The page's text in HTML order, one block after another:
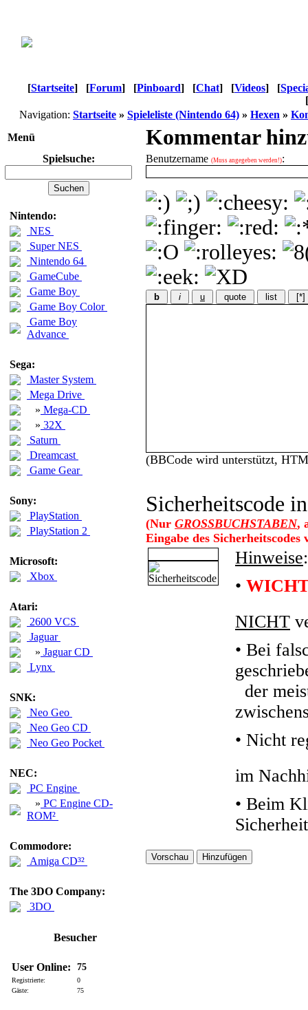
[Startseite] [Forum] [Pinboard] [Chat] [Videos] [
[
Navigation: Startseite » Spieleliste (Nintendo 64) » Hexen »
Menü
Kommentar
Spielsuche:
Nintendo:
NES
Super NES
Nintendo 64
GameCube
Game Boy
Game Boy Color
Game Boy
Advance
Sega:
Master System
Mega Drive
» Mega-CD
» 32X
Saturn
Dreamcast
Game Gear
Sony:
PlayStation
PlayStation 2
Microsoft:
Xbox
Atari:
2600 VCS
Jaguar
» Jaguar CD
Lynx
SNK:
Neo Geo
Neo Geo CD
Neo Geo Pocket
NEC:
PC Engine
» PC Engine CD-
ROM²
Commodore:
Amiga CD³²
The 3DO Company:
3DO
Besucher
User Online: 75
Registrierte:
0
Gäste:
75
Benutzername (Muss angegeben werden!):
b i u quote list [*]
(BBCode wird unterstützt,
Sicherheitscode
(Nur GROSSBUCHSTABEN,
Eingabe des Sicherheitscodes
Hinweise:
•
NICHT
• Bei
der
• Nicht
im
• Beim